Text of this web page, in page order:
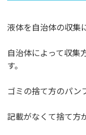
液体を自治体の収集
自治体によって収集
す。
ゴミの捨て方のパン
記載がなくて捨て方